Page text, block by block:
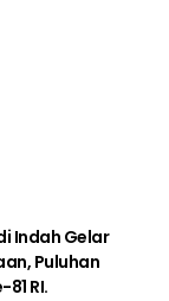
Indah Gelar
Puluhan
RI.